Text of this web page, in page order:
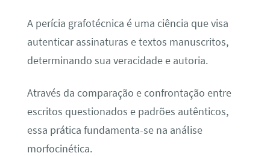
A perícia grafotécnica é uma ciência que visa
autenticar assinaturas e textos manuscritos,
determinando sua veracidade e autoria.
Através da comparação e confrontação entre
escritos questionados e padrões autênticos,
essa prática fundamenta-se na análise
morfocinética.